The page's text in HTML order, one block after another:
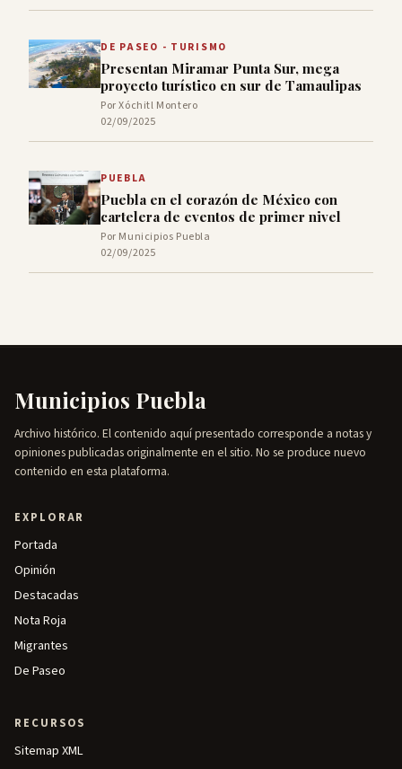
DE PASEO - TURISMO
Presentan Miramar Punta Sur, mega
proyecto turístico en sur de Tamaulipas
Por Xóchitl Montero
02/09/2025
PUEBLA
Puebla en el corazón de México con
cartelera de eventos de primer nivel
Por Municipios Puebla
02/09/2025
Municipios Puebla
Archivo histórico. El contenido aquí presentado corresponde a notas y
opiniones publicadas originalmente en el sitio. No se produce nuevo
contenido en esta plataforma.
EXPLORAR
Portada
Opinión
Destacadas
Nota Roja
Migrantes
De Paseo
RECURSOS
Sitemap XML